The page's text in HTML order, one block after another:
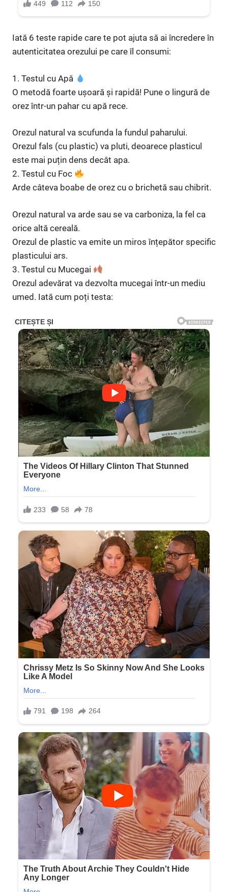
Iată 6 teste rapide care te pot ajuta să ai încredere în
autenticitatea orezului pe care îl consumi:
1. Testul cu Apă
O metodă foarte ușoară și rapidă! Pune o lingură de
orez într-un pahar cu apă rece.
Orezul natural va scufunda la fundul paharului.
Orezul fals (cu plastic) va pluti, deoarece plasticul
este mai puțin dens decât apa.
2. Testul cu Foc
Arde câteva boabe de orez cu o brichetă sau chibrit.
Orezul natural va arde sau se va carboniza, la fel ca
orice altă cereală.
Orezul de plastic va emite un miros înțepător specific
plasticului ars.
3. Testul cu Mucegai
Orezul adevărat va dezvolta mucegai într-un mediu
umed. Iată cum poți testa: